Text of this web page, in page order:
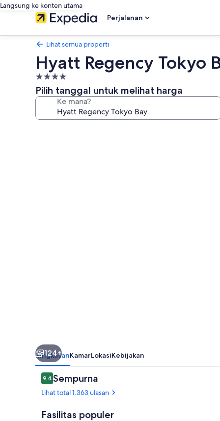
Langsung ke konten utama
Perjalanan
Lihat semua properti
Hyatt Regency Tokyo
Properti
bintang
4.0
Pilih tanggal untuk melihat harga
Ke mana?
124+
RingkasanKamarLokasiKebijakan
Ulasan
9,49,4 dari 10
Sempurna
Lihat total 1.363 ulasan
Fasilitas populer